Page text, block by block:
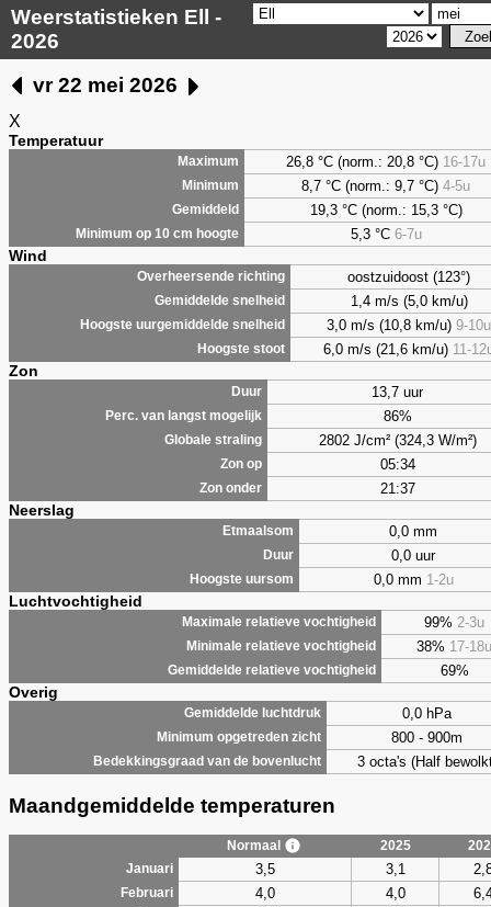
Weerstatistieken Ell -
2026
vr 22 mei 2026
X
Temperatuur
Maximum 26,8 °C (norm.: 20,8 °C) 16-17u
Minimum 8,7 °C (norm.: 9,7 °C) 4-5u
Gemiddeld 19,3 °C (norm.: 15,3 °C)
Minimum op 10 cm hoogte 5,3°C 6-7u
Wind
Overheersende richting oostzuidoost (123°)
Gemiddelde snelheid 1,4 m/s (5,0 km/u)
Hoogste uurgemiddelde snelheid 3,0 m/s (10,8 km/u) 9-10u
Hoogste stoot 6,0 m/s (21,6 km/u) 11-
Zon
Duur 13,7 uur
Perc. van langst mogelijk 86%
Globale straling 2802 J/cm² (324,3 W/m²)
Zon op 05:34
Zon onder 21:37
Neerslag
Etmaalsom 0,0 mm
Duur 0,0 uur
Hoogste uursom 0,0 mm 1-2u
Luchtvochtigheid
Maximale relatieve vochtigheid 99% 2-3u
Minimale relatieve vochtigheid 38% 17-18u
Gemiddelde relatieve vochtigheid 69%
Overig
Gemiddelde luchtdruk 0,0 hPa
Minimum opgetreden zicht 800 - 900m
Bedekkingsgraad van de bovenlucht 3 octa's (Half
Maandgemiddelde temperaturen
Normaal 2025
Januari
3,5 3,1
Februari 4,0 4,0